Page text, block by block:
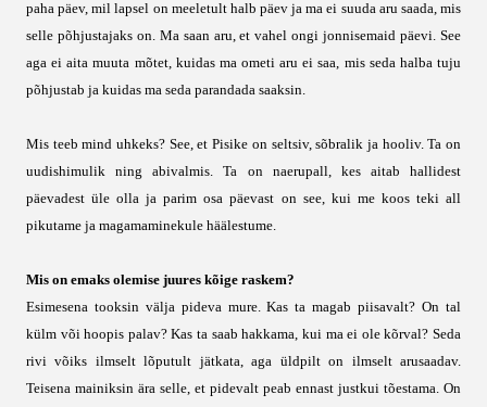
paha päev, mil lapsel on meeletult halb päev ja ma ei suuda aru saada, mis
selle põhjustajaks on. Ma saan aru, et vahel ongi jonnisemaid päevi. See
aga ei aita muuta mõtet, kuidas ma ometi aru ei saa, mis seda halba tuju
põhjustab ja kuidas ma seda parandada saaksin.
Mis teeb mind uhkeks? See, et Pisike on seltsiv, sõbralik ja hooliv. Ta on
uudishimulik ning abivalmis. Ta on naerupall, kes aitab hallidest
päevadest üle olla ja parim osa päevast on see, kui me koos teki all
pikutame ja magamaminekule häälestume.
Mis on emaks olemise juures kõige raskem?
Esimesena tooksin välja pideva mure. Kas ta magab piisavalt? On tal
külm või hoopis palav? Kas ta saab hakkama, kui ma ei ole kõrval? Seda
rivi võiks ilmselt lõputult jätkata, aga üldpilt on ilmselt arusaadav.
Teisena mainiksin ära selle, et pidevalt peab ennast justkui tõestama. On